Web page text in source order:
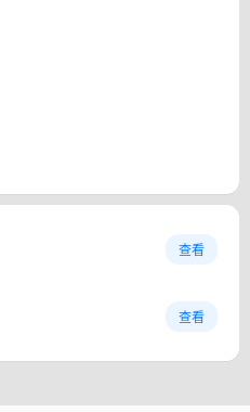
查看
查看